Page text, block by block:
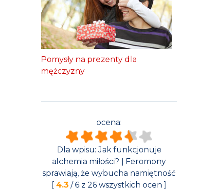
Pomysły na prezenty dla
mężczyzny
ocena:
Dla wpisu:Jak funkcjonuje
alchemia miłości? | Feromony
sprawiają, że wybucha namiętność
[ 4.3 /6 z 26 wszystkich ocen ]